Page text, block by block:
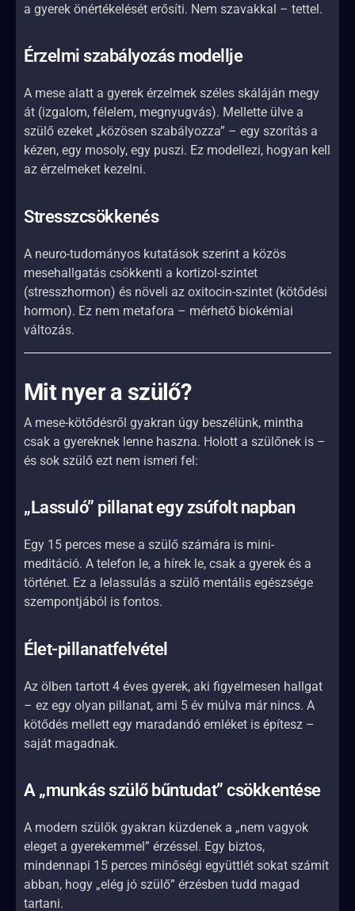
a gyerek önértékelését erősíti. Nem szavakkal – tettel.
Érzelmi szabályozás modellje
A mese alatt a gyerek érzelmek széles skáláján megy
át (izgalom, félelem, megnyugvás). Mellette ülve a
szülő ezeket „közösen szabályozza” – egy szorítás a
kézen, egy mosoly, egy puszi. Ez modellezi, hogyan kell
az érzelmeket kezelni.
Stresszcsökkenés
A neuro-tudományos kutatások szerint a közös
mesehallgatás csökkenti a kortizol-szintet
(stresszhormon) és növeli az oxitocin-szintet (kötődési
hormon). Ez nem metafora – mérhető biokémiai
változás.
Mit nyer a szülő?
A mese-kötődésről gyakran úgy beszélünk, mintha
csak a gyereknek lenne haszna. Holott a szülőnek is –
és sok szülő ezt nem ismeri fel:
„Lassuló” pillanat egy zsúfolt napban
Egy 15 perces mese a szülő számára is mini-
meditáció. A telefon le, a hírek le, csak a gyerek és a
történet. Ez a lelassulás a szülő mentális egészsége
szempontjából is fontos.
Élet-pillanatfelvétel
Az ölben tartott 4 éves gyerek, aki figyelmesen hallgat
– ez egy olyan pillanat, ami 5 év múlva már nincs. A
kötődés mellett egy maradandó emléket is építesz –
saját magadnak.
A „munkás szülő bűntudat” csökkentése
A modern szülők gyakran küzdenek a „nem vagyok
eleget a gyerekemmel” érzéssel. Egy biztos,
mindennapi 15 perces minőségi együttlét sokat számít
abban, hogy „elég jó szülő” érzésben tudd magad
tartani.